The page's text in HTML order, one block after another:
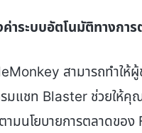
ค่าระบบอัตโนมัติทางการ
สามารถทำให้
มแชท Blaster ช่วยให้คุ
ามนโยบายการตลาดของ